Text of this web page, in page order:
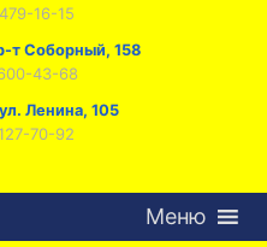
16-15
т Соборный, 158
43-68
Ленина, 105
70-92
Меню